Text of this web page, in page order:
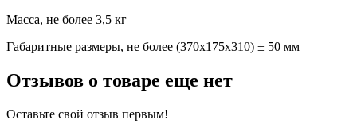
Масса, не более 3,5 кг
Габаритные размеры, не более (370х175х310) ± 50 мм
Отзывов о товаре еще нет
Оставьте свой отзыв первым!